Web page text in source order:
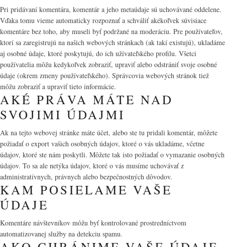
Pri pridávaní komentára, komentár a jeho metaúdaje sú uchovávané oddelene.
Vďaka tomu vieme automaticky rozpoznať a schváliť akékoľvek súvisiace
komentáre bez toho, aby museli byť podržané na moderáciu. Pre používateľov,
ktorí sa zaregistrujú na našich webových stránkach (ak takí existujú), ukladáme
aj osobné údaje, ktoré poskytujú, do ich užívateľského profilu. Všetci
používatelia môžu kedykoľvek zobraziť, upraviť alebo odstrániť svoje osobné
údaje (okrem zmeny používateľského). Správcovia webových stránok tiež
môžu zobraziť a upraviť tieto informácie.
AKÉ PRÁVA MÁTE NAD
SVOJIMI ÚDAJMI
Ak na tejto webovej stránke máte účet, alebo ste tu pridali komentár, môžete
požiadať o export vašich osobných údajov, ktoré o vás ukladáme, včetne
údajov, ktoré ste nám poskytli. Môžete tak isto požiadať o vymazanie osobných
údajov. To sa ale netýka údajov, ktoré o vás musíme uchovávať z
administratívnych, právnych alebo bezpečnostných dôvodov.
KAM POSIELAME VAŠE
ÚDAJE
Komentáre návštevníkov môžu byť kontrolované prostredníctvom
automatizovanej služby na detekciu spamu.